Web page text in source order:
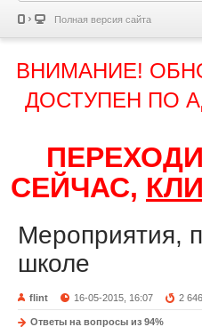
Полная версия сайта
ВНИМАНИЕ!
ДОСТУПЕН ПО
СЕЙЧАС,
Мероприятия,
школе
flint 16-05-2015, 16:07 2 646
Ответы на вопросы из 94%